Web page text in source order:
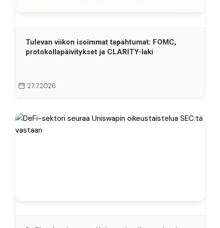
Tulevan viikon isoimmat tapahtumat: FOMC,
protokollapäivitykset ja CLARITY-laki
27.7.2026